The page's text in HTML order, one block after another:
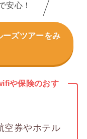
安心！
ーズツアーをみ
や保険のおす
空券やホテル